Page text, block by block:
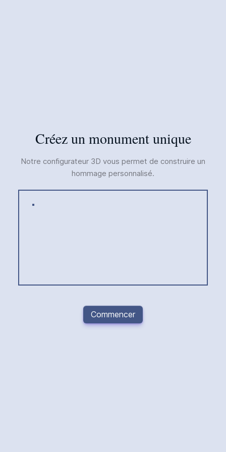
Créez un monument unique
Notre configurateur 3D vous permet de construire un
hommage personnalisé.
Commencer